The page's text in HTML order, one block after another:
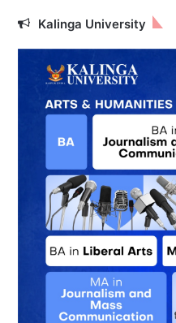
Kalinga University